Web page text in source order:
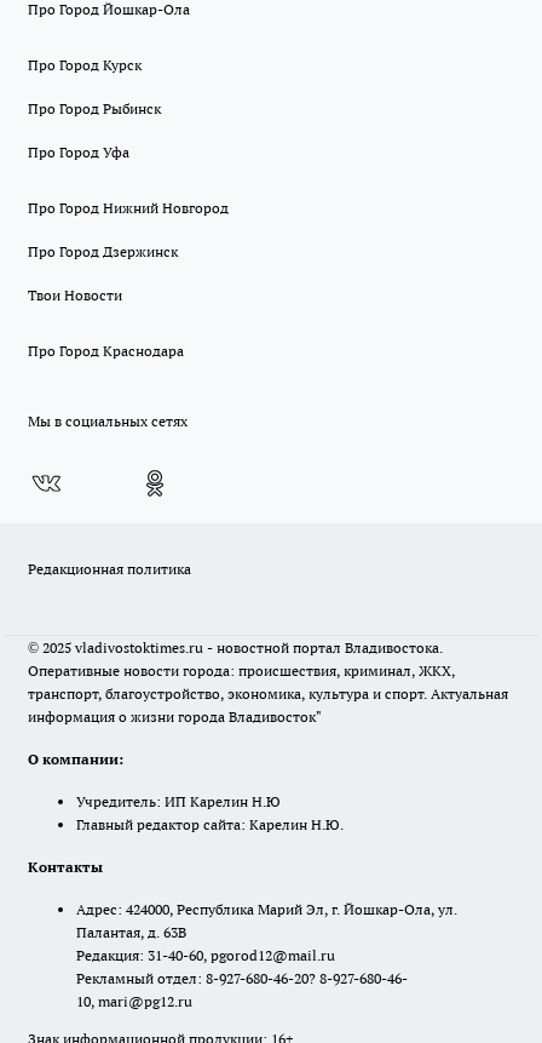
Про Город Йошкар-Ола
Про Город Курск
Про Город Рыбинск
Про Город Уфа
Про Город Нижний Новгород
Про Город Дзержинск
Твои Новости
Про Город Краснодара
Мы в социальных сетях
Редакционная политика
© 2025 vladivostoktimes.ru - новостной портал Владивостока.
Оперативные новости города: происшествия, криминал, ЖКХ,
транспорт, благоустройство, экономика, культура и спорт. Актуальная
информация о жизни города Владивосток"
О компании:
Учредитель: ИП Карелин Н.Ю
Главный редактор сайта: Карелин Н.Ю.
Контакты
Адрес: 424000, Республика Марий Эл, г. Йошкар-Ола, ул.
Палантая, д. 63В
Редакция: 31-40-60, pgorod12@mail.ru
Рекламный отдел: 8-927-680-46-20? 8-927-680-46-
10, mari@pg12.ru
Знак информационной продукции: 16+.